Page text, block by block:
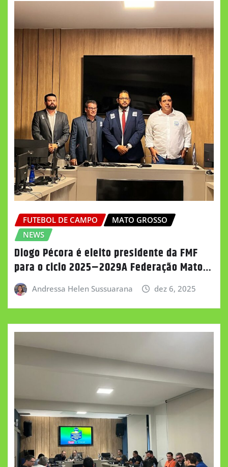
FUTEBOL DE CAMPO
MATO GROSSO
NEWS
Diogo Pécora é eleito presidente da FMF
para o ciclo 2025–2029A Federação Mato…
Andressa Helen Sussuarana dez 6, 2025